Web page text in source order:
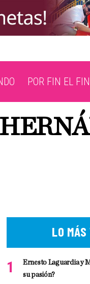
POR FIN EL FIN
LO
Ernesto Laguardia y
su pasión?